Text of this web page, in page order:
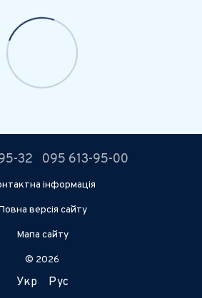
32 095 613-95-00
інформація
версія сайту
Мапа сайту
© 2026
Укр Рус